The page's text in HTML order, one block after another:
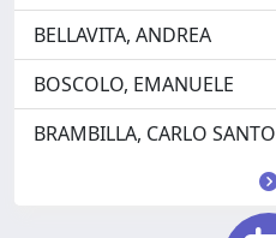
BELLAVITA, ANDREA
BOSCOLO, EMANUELE
BRAMBILLA, CARLO SANTO